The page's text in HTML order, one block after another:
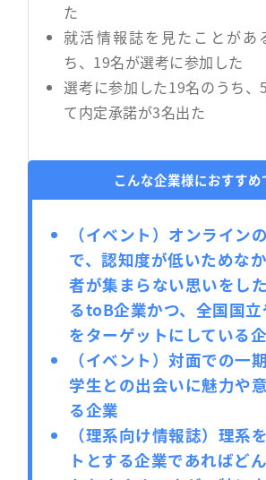
た
就活情報誌を見たことがあ
ち、19名が選考に参加した
選考に参加した19名のうち、
て内定承諾が3名出た
こんな企業様におすすめ
（イベント）オンライン
で、認知度が低いためな
者が集まらない思いをし
るtoB企業かつ、全国国
をターゲットにしている
（イベント）対面での一
学生との出会いに魅力や
る企業
（理系向け情報誌）理系
トとする企業であればど